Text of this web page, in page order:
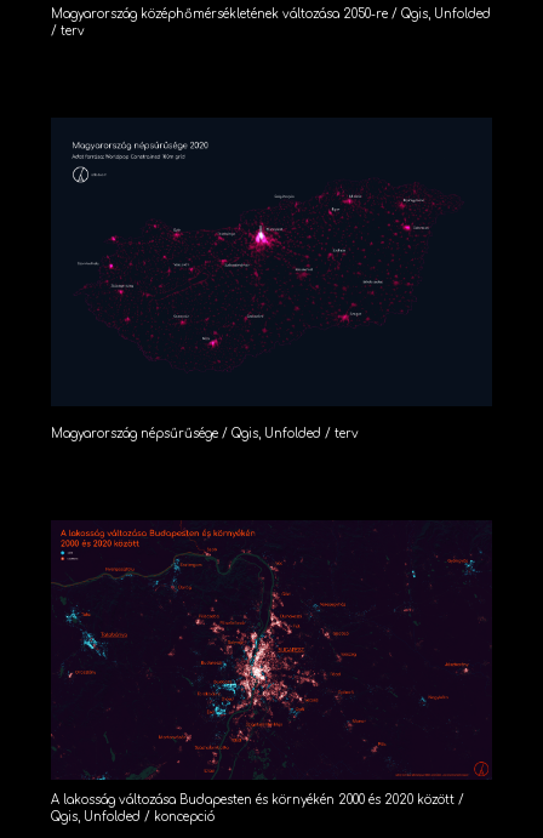
Magyarország középhőmérsékletének változása 2050-re / Qgis, Unfolded
/ terv
Magyarország népsűrűsége / Qgis, Unfolded / terv
A lakosság változása Budapesten és környékén 2000 és 2020 között /
Qgis, Unfolded / koncepció